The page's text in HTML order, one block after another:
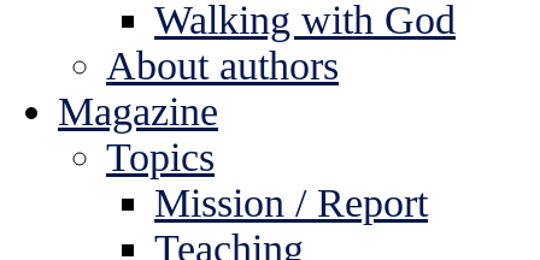
Walking with God
About authors
Magazine
Topics
Mission / Report
Teaching